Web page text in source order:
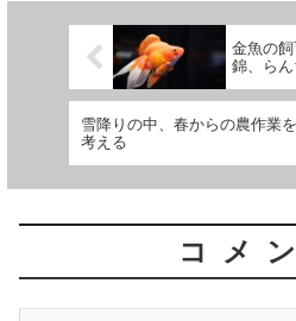
金魚の
錦、らん
雪降りの中、春からの農作業を
考える
コメ